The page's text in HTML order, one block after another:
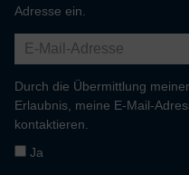
Adresse ein.
Durch die Übermittlung
Erlaubnis, meine E-Mail-
kontaktieren.
Ja